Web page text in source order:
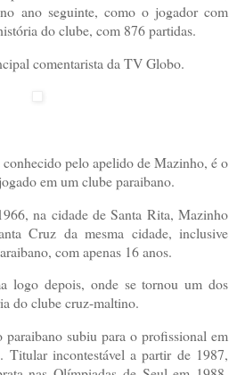
ano seguinte, como o jogador com
do clube, com 876 partidas.
comentarista da TV Globo.
pelo apelido de Mazinho, é o
em um clube paraibano.
na cidade de Santa Rita, Mazinho
Cruz da mesma cidade, inclusive
com apenas 16 anos.
logo depois, onde se tornou um dos
do clube cruz-maltino.
subiu para o profissional em
Titular incontestável a partir de 1987,